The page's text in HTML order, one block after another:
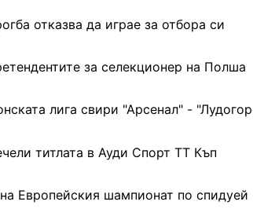
отказва да играе за отбора си
за селекционер на Полша
лига свири "Арсенал" -
титлата в Ауди Спорт ТТ Къп
Европейския шампионат по спидуей